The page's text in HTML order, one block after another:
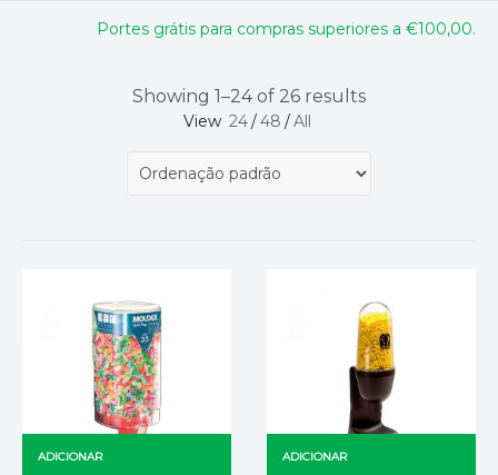
Portes grátis para compras superiores a €100,00.
Showing 1–24 of 26 results
View 24/48 /All
ADICIONAR ADICIONAR